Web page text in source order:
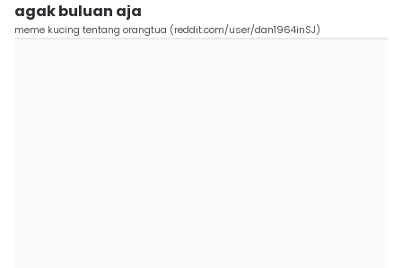
agak buluan aja
meme kucing tentang orangtua (reddit.com/user/dan1964inSJ)